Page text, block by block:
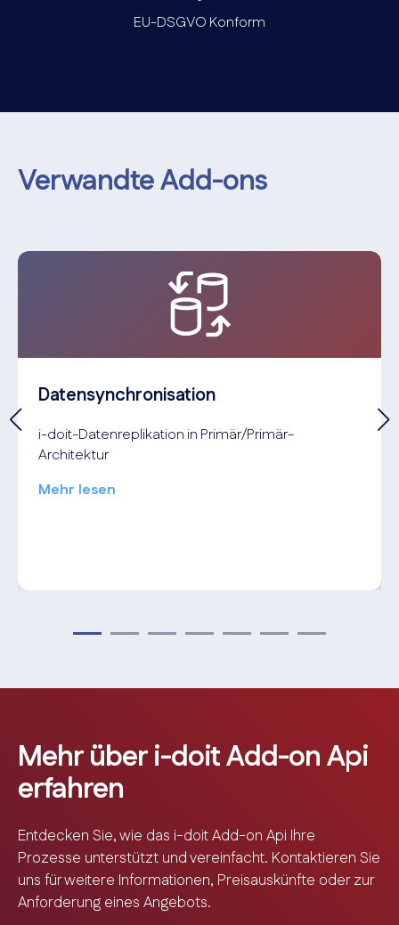
EU-DSGVO Konform
Verwandte Add-ons
Daten­synchronisation
i-doit-Datenreplikation in Primär/Primär-
Architektur
Mehr lesen
Mehr über i-doit Add-on Api
erfahren
Entdecken Sie, wie das i-doit Add-on Api Ihre
Prozesse unterstützt und vereinfacht. Kontaktieren Sie
uns für weitere Informationen, Preisauskünfte oder zur
Anforderung eines Angebots.